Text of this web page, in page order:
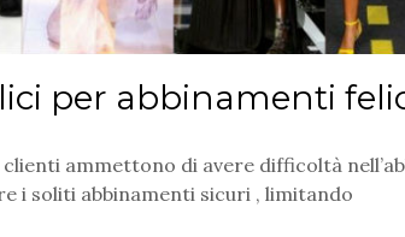
per abbinamenti
ammettono di avere difficoltà
i soliti abbinamenti sicuri , limitando